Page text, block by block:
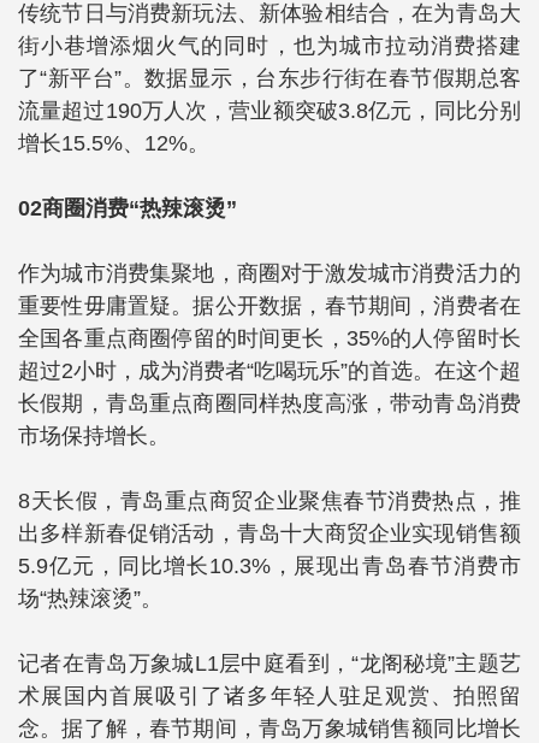
传统节日与消费新玩法、新体验相结合，在为青岛大
街小巷增添烟火气的同时，也为城市拉动消费搭建
了“新平台”。数据显示，台东步行街在春节假期总客
流量超过190万人次，营业额突破3.8亿元，同比分别
增长15.5%、12%。
02商圈消费“热辣滚烫”
作为城市消费集聚地，商圈对于激发城市消费活力的
重要性毋庸置疑。据公开数据，春节期间，消费者在
全国各重点商圈停留的时间更长，35%的人停留时长
超过2小时，成为消费者“吃喝玩乐”的首选。在这个超
长假期，青岛重点商圈同样热度高涨，带动青岛消费
市场保持增长。
8天长假，青岛重点商贸企业聚焦春节消费热点，推
出多样新春促销活动，青岛十大商贸企业实现销售额
5.9亿元，同比增长10.3%，展现出青岛春节消费市
场“热辣滚烫”。
记者在青岛万象城L1层中庭看到，“龙阁秘境”主题艺
术展国内首展吸引了诸多年轻人驻足观赏、拍照留
念。据了解，春节期间，青岛万象城销售额同比增长